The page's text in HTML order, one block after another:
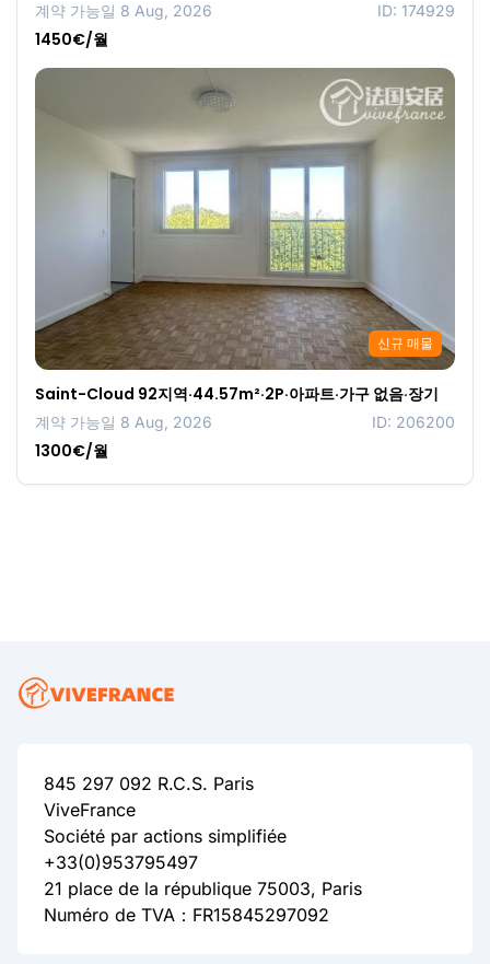
계약 가능일 8 Aug, 2026 ID: 174929
1450€/월
신규 매물
Saint-Cloud 92지역·44.57m²·2P·아파트·가구 없음·장기
계약 가능일 8 Aug, 2026 ID: 206200
1300€/월
845 297 092 R.C.S. Paris
ViveFrance
Société par actions simplifiée
+33(0)953795497
21 place de la république 75003, Paris
Numéro de TVA：FR15845297092